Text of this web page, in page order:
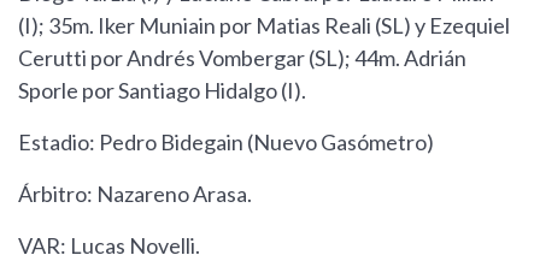
(I); 35m. Iker Muniain por Matias Reali (SL) y Ezequiel
Cerutti por Andrés Vombergar (SL); 44m. Adrián
Sporle por Santiago Hidalgo (I).
Estadio: Pedro Bidegain (Nuevo Gasómetro)
Árbitro: Nazareno Arasa.
VAR: Lucas Novelli.